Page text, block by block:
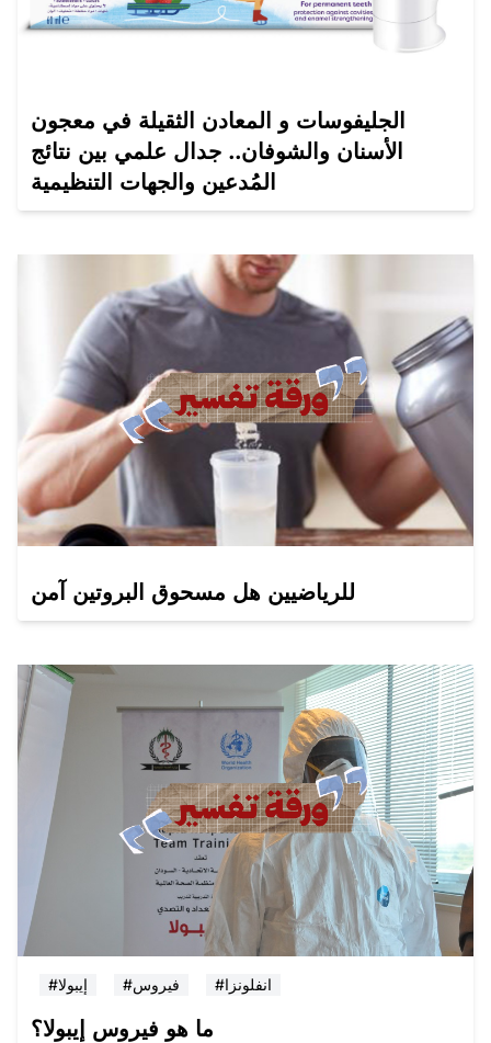
الجليفوسات و المعادن الثقيلة في معجون
الأسنان والشوفان.. جدال علمي بين نتائج
المُدعين والجهات التنظيمية
للرياضيين هل مسحوق البروتين آمن
#إيبولا #فيروس #انفلونزا
ما هو فيروس إيبولا؟